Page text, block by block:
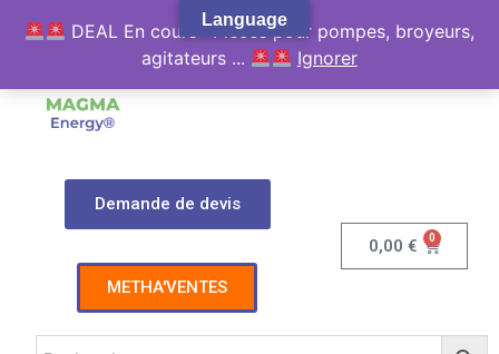
Demande de devis
METHA'VENTES
0,00€ 0
Language
DEAL En cours : Pièces pour pompes, broyeurs,
agitateurs ...
Ignorer